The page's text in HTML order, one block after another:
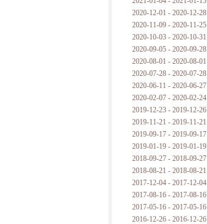
2020-12-01 - 2020-12-28
2020-11-09 - 2020-11-25
2020-10-03 - 2020-10-31
2020-09-05 - 2020-09-28
2020-08-01 - 2020-08-01
2020-07-28 - 2020-07-28
2020-06-11 - 2020-06-27
2020-02-07 - 2020-02-24
2019-12-23 - 2019-12-26
2019-11-21 - 2019-11-21
2019-09-17 - 2019-09-17
2019-01-19 - 2019-01-19
2018-09-27 - 2018-09-27
2018-08-21 - 2018-08-21
2017-12-04 - 2017-12-04
2017-08-16 - 2017-08-16
2017-05-16 - 2017-05-16
2016-12-26 - 2016-12-26